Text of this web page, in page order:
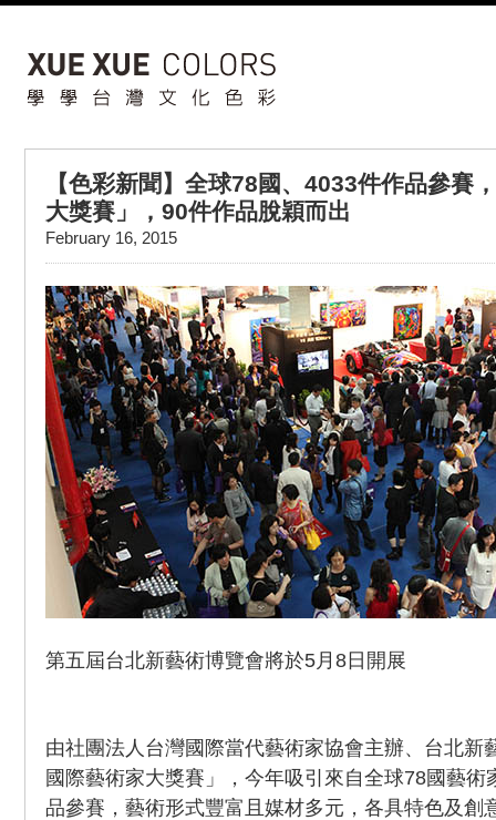
【色彩新聞】全球78國、4033件作品參賽
大獎賽」，90件作品脫穎而出
February 16, 2015
第五屆台北新藝術博覽會將於5月8日開展
由社團法人台灣國際當代藝術家協會主辦、台北新
國際藝術家大獎賽」，今年吸引來自全球78國藝術
品參賽，藝術形式豐富且媒材多元，各具特色及創